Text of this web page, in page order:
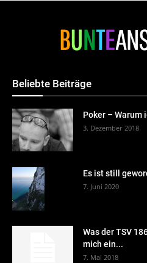
Beliebte Beiträge
Poker – Warum
3. Dezember 2018
Es ist still
7. Juni 2020
Was der TSV
mich ein...
7. Mai 2018